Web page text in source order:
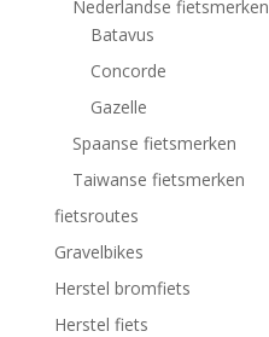
Nederlandse fietsmerken
Batavus
Concorde
Gazelle
Spaanse fietsmerken
Taiwanse fietsmerken
fietsroutes
Gravelbikes
Herstel bromfiets
Herstel fiets